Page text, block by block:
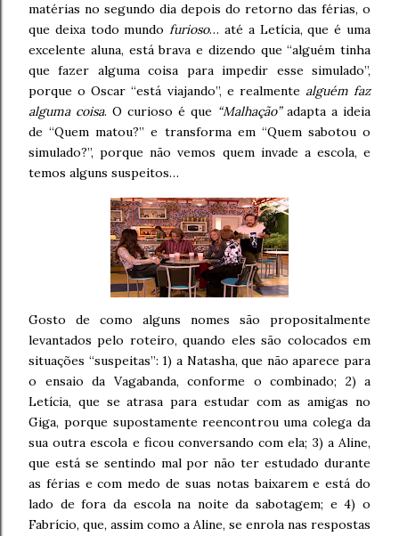
matérias no segundo dia depois do retorno das férias, o
que deixa todo mundofurioso… até a Letícia, que é uma
excelente aluna, está brava e dizendo que “alguém tinha
que fazer alguma coisa para impedir esse simulado”,
porque o Oscar “está viajando”, e realmente alguém faz
alguma coisa. O curioso é que “Malhação”adapta a ideia
de “Quem matou?” e transforma em “Quem sabotou o
simulado?”, porque não vemos quem invade a escola, e
temos alguns suspeitos…
Gosto de como alguns nomes são propositalmente
levantados pelo roteiro, quando eles são colocados em
situações “suspeitas”: 1) a Natasha, que não aparece para
o ensaio da Vagabanda, conforme o combinado; 2) a
Letícia, que se atrasa para estudar com as amigas no
Giga, porque supostamente reencontrou uma colega da
sua outra escola e ficou conversando com ela; 3) a Aline,
que está se sentindo mal por não ter estudado durante
as férias e com medo de suas notas baixarem e está do
lado de fora da escola na noite da sabotagem; e 4) o
Fabrício, que, assim como a Aline, se enrola nas respostas